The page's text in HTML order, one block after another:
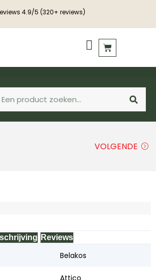
4.9/5 (320+ reviews)
VOLGENDE
Reviews
Belakos
Attico